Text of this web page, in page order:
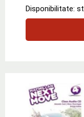
Disponibilitate: